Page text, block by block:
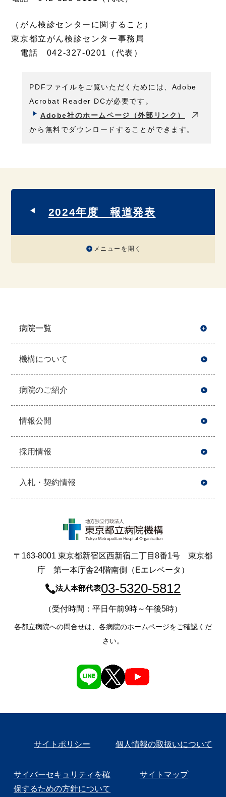
（がん検診センターに関すること）
東京都立がん検診センター事務局
電話 042‐327‐0201（代表）
PDFファイルをご覧いただくためには、Adobe
Acrobat Reader DCが必要です。
Adobe社のホームページ（外部リンク）
から無料でダウンロードすることができます。
2024年度 報道発表
メニューを開く
病院一覧
機構について
病院のご紹介
情報公開
採用情報
入札・契約情報
〒163-8001 東京都新宿区西新宿二丁目8番1号 東京都
庁 第一本庁舎24階南側（Eエレベータ）
法人本部代表03-5320-5812
（受付時間：平日午前9時～午後5時）
各都立病院への問合せは、各病院のホームページをご確認くだ
さい。
サイトポリシー 個人情報の取扱いについて
サイバーセキュリティを確
保するための方針について
サイトマップ